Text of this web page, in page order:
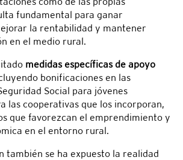
fundamental para ganar
la rentabilidad y mantener
en el medio rural.
medidas específicas de apoyo
bonificaciones en las
Social para jóvenes
las cooperativas que los incorporan,
que favorezcan el emprendimiento y
en el entorno rural.
también se ha expuesto la realidad